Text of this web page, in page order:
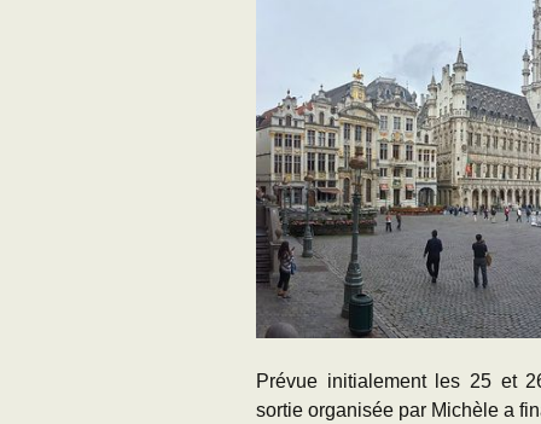
Prévue initialement les 25 et
sortie organisée par Michèle a